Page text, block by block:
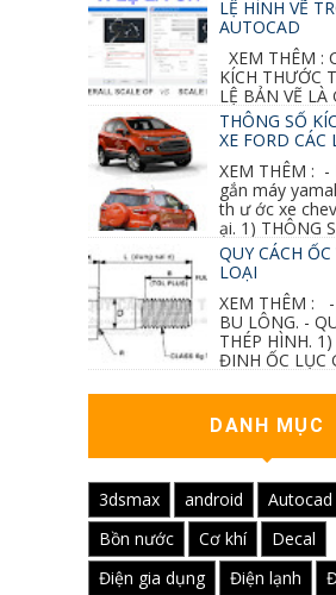
LỆ HÌNH VẼ
AUTOCAD
XEM THÊM :
KÍCH THƯỚC
LỆ BẢN VẼ
của hình vẽ trong bản vẽ thiết
THÔNG SỐ
XE FORD CÁC
XEM THÊM :
gắn máy
th ư ớc xe
ại. 1) THÔNG
QUY CÁCH ỐC
LOẠI
XEM THÊM : -
BU LÔNG. -
THÉP HÌNH. 1)
ĐINH ỐC LỤC
DANH MỤC
3dsmax android
Autocad
Bồn nước
Cơ khí
Decal
Điện gia dụng
Điện lạnh